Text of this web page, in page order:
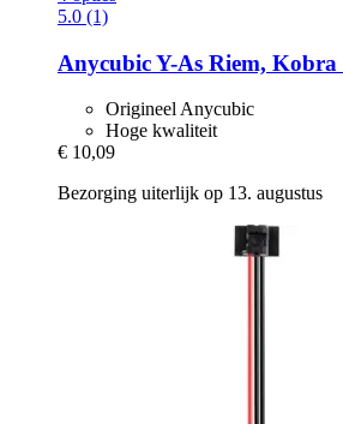
5.0 (1)
AnycubicY-​As Riem, Kobra
Origineel Anycubic
Hoge kwaliteit
€ 10,09
Bezorging uiterlijk op 13. augustus